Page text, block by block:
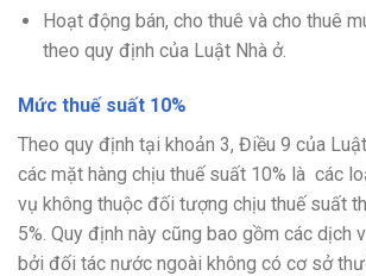
Hoạt động bán, cho thuê và cho thuê
theo quy định của Luật Nhà ở.
Mức thuế suất 10%
Theo quy định tại khoản 3, Điều 9 của
các mặt hàng chịu thuế suất 10% là các
vụ không thuộc đối tượng chịu thuế suất
5%. Quy định này cũng bao gồm các dịch
bởi đối tác nước ngoài không có cơ sở